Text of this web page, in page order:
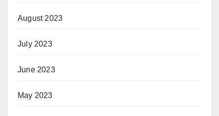
August 2023
July 2023
June 2023
May 2023